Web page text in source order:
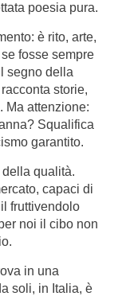
poesia pura.
è rito, arte,
fosse sempre
segno della
storie,
Ma attenzione:
Squalifica
garantito.
della qualità.
capaci di
fruttivendolo
noi il cibo non
in una
soli, in Italia, è